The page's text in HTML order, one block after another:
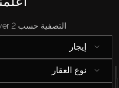
التصفية حسب Creek Gate Tower 2:
إيجار
نوع العقار